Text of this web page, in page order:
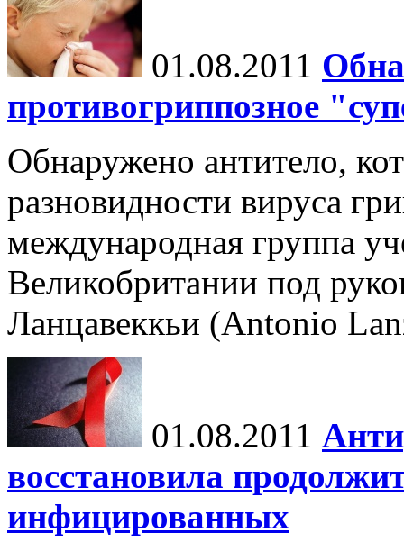
01.08.2011
противогриппозное
Обнаружено антитело,
разновидности вируса
международная группа
Великобритании под
Ланцавеккьи (Antonio
01.08.2011
восстановила
инфицированных